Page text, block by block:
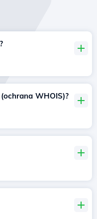
WHOIS)?